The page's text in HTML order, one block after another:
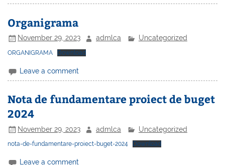
Organigrama
November 29, 2023 admlca Uncategorized
ORGANIGRAMA Download
Leave a comment
Nota de fundamentare proiect de buget
2024
November 29, 2023 admlca Uncategorized
nota-de-fundamentare-proiect-buget-2024 Download
Leave a comment